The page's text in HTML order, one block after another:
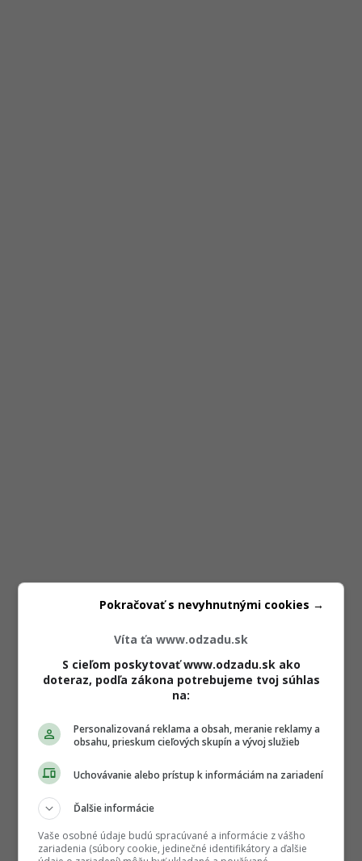
Víta ťa www.odzadu.sk
S cieľom poskytovať www.odzadu.sk ako
doteraz, podľa zákona potrebujeme tvoj súhlas
na:
Personalizovaná reklama a obsah, meranie reklamy a
obsahu, prieskum cieľových skupín a vývoj služieb
Uchovávanie alebo prístup k informáciám na zariadení
Ďalšie informácie
Vaše osobné údaje budú spracúvané a informácie z vášho
zariadenia (súbory cookie, jedinečné identifikátory a ďalšie
Pokračovať s nevyhnutnými cookies →